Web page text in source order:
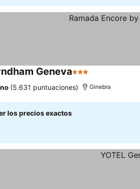
Geneva3 Estrellas
(5.631 puntuaciones) Ginebra
los precios exactos